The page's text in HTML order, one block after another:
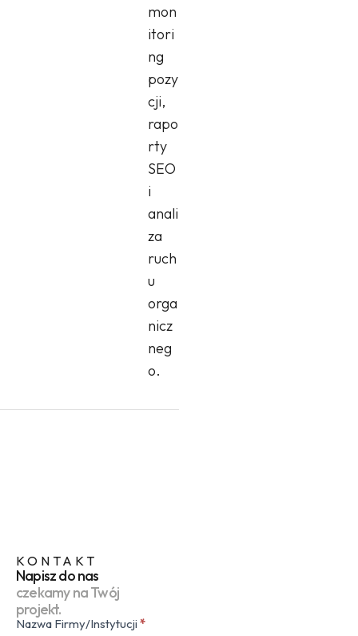
mon
itori
ng
pozy
cji,
rapo
rty
SEO
i
anali
za
ruch
u
orga
nicz
neg
o.
KONTAKT
Napisz do nas
czekamy na Twój
projekt.
Kontakt
Nazwa Firmy/Instytucji *